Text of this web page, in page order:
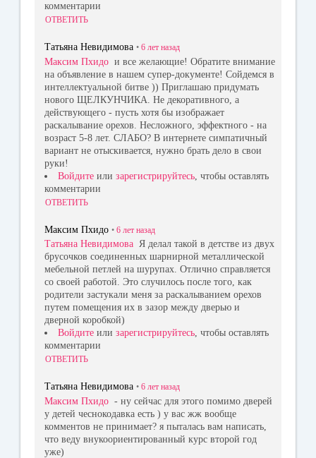
комментарии
ОТВЕТИТЬ
Татьяна Невидимова • 6 лет назад
Максим Пхидо и все желающие! Обратите внимание
на объявление в нашем супер-документе! Сойдемся в
интеллектуальной битве )) Приглашаю придумать
нового ЩЕЛКУНЧИКА. Не декоративного, а
действующего - пусть хотя бы изображает
раскалывание орехов. Несложного, эффектного - на
возраст 5-8 лет. СЛАБО? В интернете симпатичный
вариант не отыскивается, нужно брать дело в свои
руки!
Войдите или зарегистрируйтесь , чтобы оставлять
комментарии
ОТВЕТИТЬ
Максим Пхидо • 6 лет назад
Татьяна Невидимова Я делал такой в детстве из двух
брусочков соединенных шарнирной металлической
мебельной петлей на шурупах. Отлично справляется
со своей работой. Это случилось после того, как
родители застукали меня за раскалыванием орехов
путем помещения их в зазор между дверью и
дверной коробкой)
Войдите или зарегистрируйтесь, чтобы оставлять
комментарии
ОТВЕТИТЬ
Татьяна Невидимова • 6 лет назад
Максим Пхидо - ну сейчас для этого помимо дверей
у детей чеснокодавка есть ) у вас жж вообще
комментов не принимает? я пыталась вам написать,
что веду внукоориентированный курс второй год
уже)